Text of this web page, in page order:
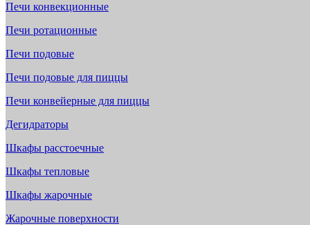
Печи конвекционные
Печи ротационные
Печи подовые
Печи подовые для пиццы
Печи конвейерные для пиццы
Дегидраторы
Шкафы расстоечные
Шкафы тепловые
Шкафы жарочные
Жарочные поверхности